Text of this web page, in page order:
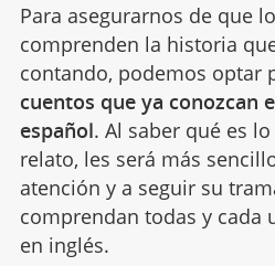
Para asegurarnos de que
comprenden la historia
contando, podemos optar
cuentos que ya conozcan
español. Al saber qué es
relato, les será más
atención y a seguir su
comprendan todas y cada
en inglés.